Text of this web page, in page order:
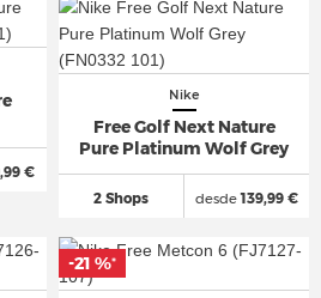
€
Nike
Free Golf Next Nature
Pure Platinum Wolf Grey
2 Shops desde139,99 €
-21 %*